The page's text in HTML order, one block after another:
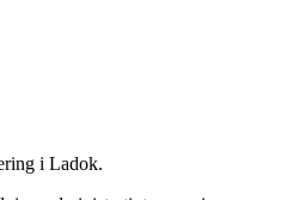
i Ladok.